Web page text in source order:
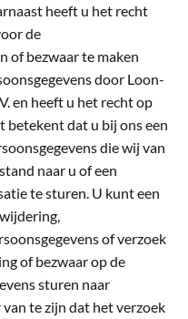
heeft u het recht
de
of bezwaar te maken
door Loon-
en heeft u het recht op
betekent dat u bij ons een
die wij van
naar u of een
te sturen. U kunt een
of verzoek
of bezwaar op de
sturen naar
van te zijn dat het verzoek